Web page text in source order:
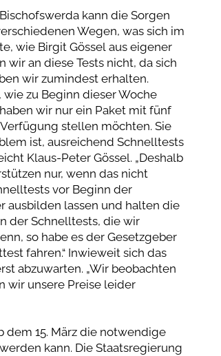
kann die Sorgen
Wegen, was sich im
wie Birgit Gössel aus eigener
an diese Tests nicht, da sich
wir zumindest erhalten.
zu Beginn dieser Woche
wir nur ein Paket mit fünf
stellen möchten. Sie
ist, ausreichend Schnelltests
Klaus-Peter Gössel. „Deshalb
nur, wenn das nicht
vor Beginn der
ausbilden lassen und halten die
der Schnelltests, die wir
so habe es der Gesetzgeber
fahren.“ Inwieweit sich das
abzuwarten. „Wir beobachten
wir unsere Preise leider
dem 15. März die notwendige
kann. Die Staatsregierung